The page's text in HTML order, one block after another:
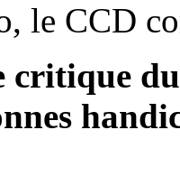
le CCD
critique